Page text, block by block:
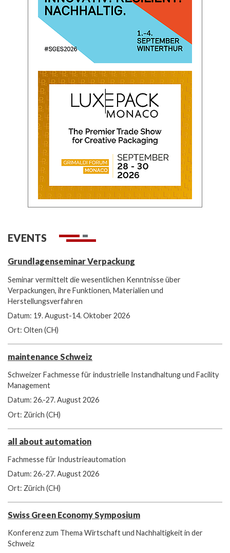
EVENTS
Grundlagenseminar Verpackung
Seminar vermittelt die wesentlichen Kenntnisse über
Verpackungen, ihre Funktionen, Materialien und
Herstellungsverfahren
Datum: 19. August-14. Oktober 2026
Ort: Olten (CH)
maintenance Schweiz
Schweizer Fachmesse für industrielle Instandhaltung und Facility
Management
Datum: 26.-27. August 2026
Ort: Zürich (CH)
all about automation
Fachmesse für Industrieautomation
Datum: 26.-27. August 2026
Ort: Zürich (CH)
Swiss Green Economy Symposium
Konferenz zum Thema Wirtschaft und Nachhaltigkeit in der
Schweiz